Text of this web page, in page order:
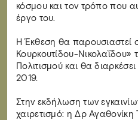
κόσμου και τον τρόπο που
έργο του.
Η Έκθεση θα παρουσιαστεί
Κουρκουτίδου-Νικολαΐδου»
Πολιτισμού και θα
2019.
Στην εκδήλωση των
χαιρετισμό: η Δρ Αγαθονίκη